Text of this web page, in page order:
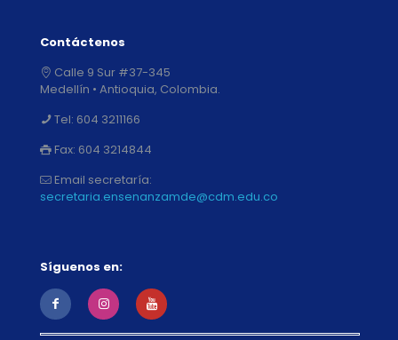
Contáctenos
Calle 9 Sur #37-345
Medellín • Antioquia, Colombia.
Tel: 604 3211166
Fax: 604 3214844
Email secretaría:
secretaria.ensenanzamde@cdm.edu.co
Síguenos en: